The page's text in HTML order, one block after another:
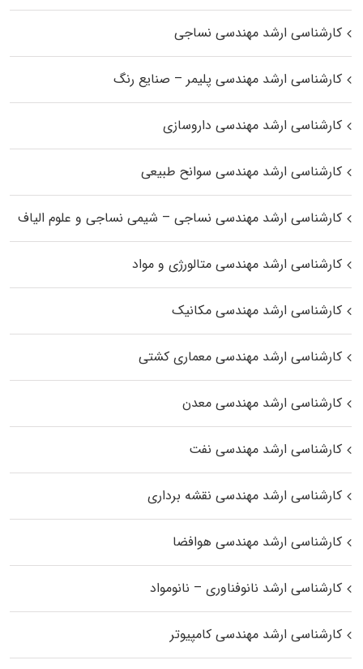
کارشناسی ارشد مهندسی نساجی
کارشناسی ارشد مهندسی پلیمر – صنایع رنگ
کارشناسی ارشد مهندسی داروسازی
کارشناسی ارشد مهندسی سوانح طبیعی
کارشناسی ارشد مهندسی نساجی – شیمی نساجی و علوم الیاف
کارشناسی ارشد مهندسی متالورژی و مواد
کارشناسی ارشد مهندسی مکانیک
کارشناسی ارشد مهندسی معماری کشتی
کارشناسی ارشد مهندسی معدن
کارشناسی ارشد مهندسی نفت
کارشناسی ارشد مهندسی نقشه برداری
کارشناسی ارشد مهندسی هوافضا
کارشناسی ارشد نانوفناوری – نانومواد
کارشناسی ارشد مهندسی کامپیوتر